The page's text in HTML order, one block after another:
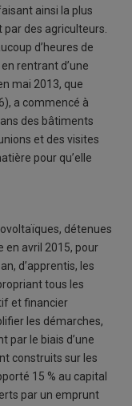
ainsi la plus
des agriculteurs.
d’heures de
en rentrant d’une
mai 2013, que
a commencé à
des bâtiments
et des visites
pour qu’elle
détenues
en avril 2015, pour
d’apprentis, les
tous les
et financier
les démarches,
par le biais d’une
construits sur les
15 % au capital
par un emprunt